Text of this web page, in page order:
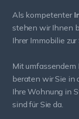
Als kompetenter
stehen wir Ihnen
Ihrer Immobilie zur
Mit umfassendem
beraten wir Sie in
Ihre Wohnung in
sind für Sie da.